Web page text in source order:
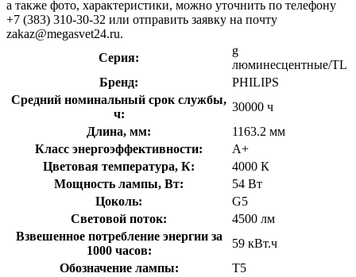
а также фото, характеристики, можно уточнить по телефону
+7 (383) 310-30-32 или отправить заявку на почту
zakaz@megasvet24.ru.
Серия:
g
люминесцентные/TL
Бренд:
PHILIPS
Средний номинальный срок службы,
ч:
30000 ч
Длина, мм:
1163.2 мм
Класс энергоэффективности:
A+
Цветовая температура, К:
4000 К
Мощность лампы, Вт:
54 Вт
Цоколь:
G5
Световой поток:
4500 лм
Взвешенное потребление энергии за
1000 часов:
59 кВт.ч
Обозначение лампы:
T5